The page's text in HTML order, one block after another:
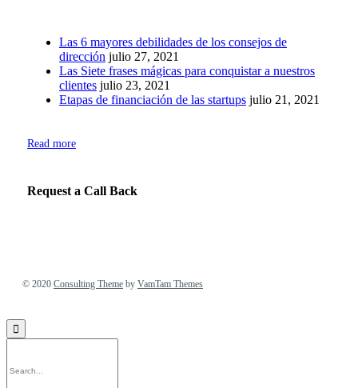
Las 6 mayores debilidades de los consejos de
dirección julio 27, 2021
Las Siete frases mágicas para conquistar a nuestros
clientes julio 23, 2021
Etapas de financiación de las startups julio 21, 2021
Read more
Request a Call Back
© 2020 Consulting Theme by VamTam Themes
